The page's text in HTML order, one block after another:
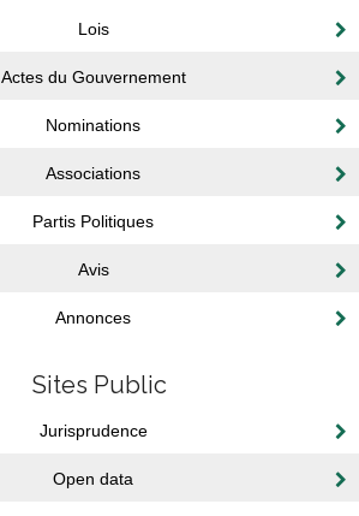
Lois
Actes du Gouvernement
Nominations
Associations
Partis Politiques
Avis
Annonces
Sites Public
Jurisprudence
Open data